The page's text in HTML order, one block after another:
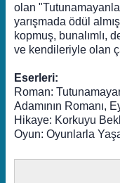
olan
yarışmada ödül
kopmuş, bunalımlı,
ve kendileriyle olan
Eserleri:
Roman:
Adamının Romanı,
Hikaye: Korkuyu
Oyun: Oyunlarla